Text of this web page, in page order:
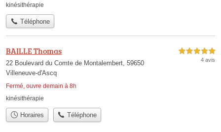
kinésithérapie
Téléphone
BAILLE Thomas
22 Boulevard du Comte de Montalembert, 59650
Villeneuve-d'Ascq
Fermé, ouvre demain à 8h
5,0 étoiles sur 5
4 avis
kinésithérapie
Horaires Téléphone